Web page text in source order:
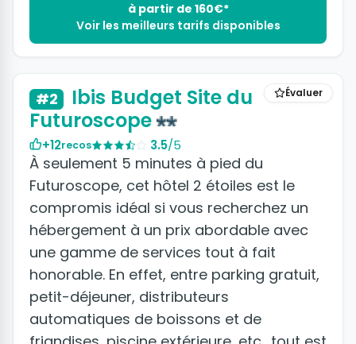
à partir de 160€*
Voir les meilleurs tarifs disponibles
Évaluer
#2
Ibis Budget Site du
Futuroscope
+12recos 3.5/5
À seulement 5 minutes à pied du
Futuroscope, cet hôtel 2 étoiles est le
compromis idéal si vous recherchez un
hébergement à un prix abordable avec
une gamme de services tout à fait
honorable. En effet, entre parking gratuit,
petit-déjeuner, distributeurs
automatiques de boissons et de